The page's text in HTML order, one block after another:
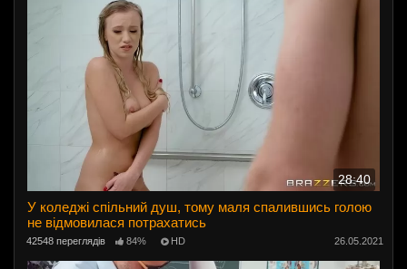
28:40
У коледжі спільний душ, тому маля спалившись голою
не відмовилася потрахатись
42548 переглядів 84% HD 26.05.2021